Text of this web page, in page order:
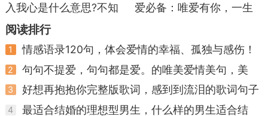
直稳固。
日常相处里不必每天刻意堆砌情话，每周挑选
合适的时机说上一两句，在对方疲惫、焦虑、自我
怀疑的节点给予宽慰，就能起到很好的调和作用。
婚姻本就是一场不断磨合的旅程，没有天生就契合
的两个人，所有和睦的家庭，都是在日复一日的体
入我心是什么意思?不知
不觉爱上一个人的说说？
...
爱必备：唯爱有你，一生
阅读排行
1 情感语录120句，体会爱情的幸福、孤独与感伤！
2
句句不提爱，句句都是爱。的唯美爱情美句，美
3 好想再抱抱你完整版歌词，感到到流泪的歌词句子
4
最适合结婚的理想型男生，什么样的男生适合结